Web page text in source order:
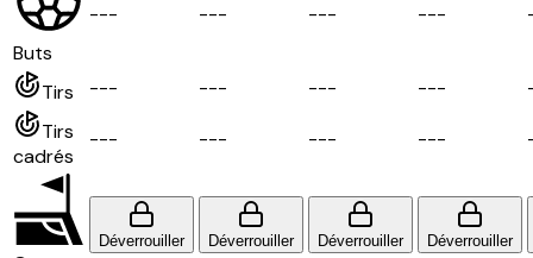
Buts
--- --- --- ---
Tirs --- --- --- ---
Tirs
cadrés
--- --- --- ---
Déverrouiller Déverrouiller Déverrouiller Déverrouiller